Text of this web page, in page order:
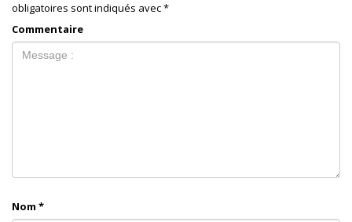
obligatoires sont indiqués avec*
Commentaire
Nom *